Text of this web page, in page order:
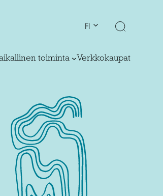
FI
toiminta Verkkokaupat